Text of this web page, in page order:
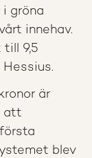
gröna
innehav.
till 9,5
är
att
blev